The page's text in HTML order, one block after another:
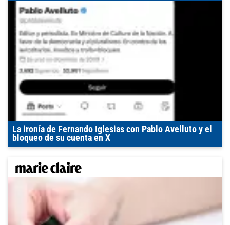
La ironía de Fernando Iglesias con Pablo Avelluto y el
bloqueo de su cuenta en X